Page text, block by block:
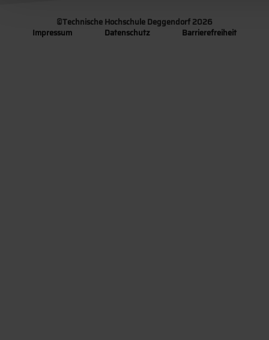
©Technische Hochschule Deggendorf 2026
Impressum
Datenschutz Barrierefreiheit